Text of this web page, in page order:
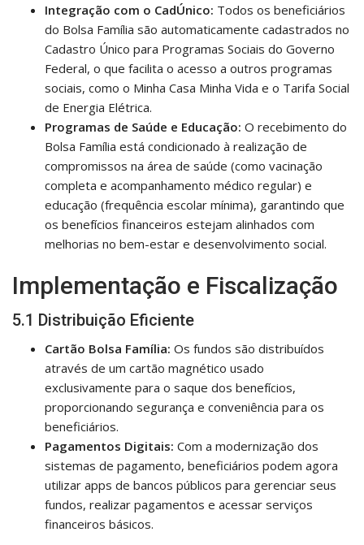
Integração com o CadÚnico: Todos os beneficiários
do Bolsa Família são automaticamente cadastrados no
Cadastro Único para Programas Sociais do Governo
Federal, o que facilita o acesso a outros programas
sociais, como o Minha Casa Minha Vida e o Tarifa Social
de Energia Elétrica.
Programas de Saúde e Educação: O recebimento do
Bolsa Família está condicionado à realização de
compromissos na área de saúde (como vacinação
completa e acompanhamento médico regular) e
educação (frequência escolar mínima), garantindo que
os benefícios financeiros estejam alinhados com
melhorias no bem-estar e desenvolvimento social.
Implementação e Fiscalização
5.1 Distribuição Eficiente
Cartão Bolsa Família: Os fundos são distribuídos
através de um cartão magnético usado
exclusivamente para o saque dos benefícios,
proporcionando segurança e conveniência para os
beneficiários.
Pagamentos Digitais: Com a modernização dos
sistemas de pagamento, beneficiários podem agora
utilizar apps de bancos públicos para gerenciar seus
fundos, realizar pagamentos e acessar serviços
financeiros básicos.